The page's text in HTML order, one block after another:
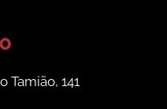
Tamião, 141